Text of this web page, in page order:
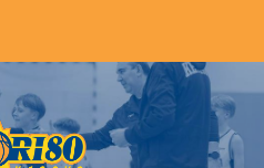
Keravan Kori-80 ry